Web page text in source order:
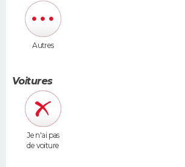
Autres
Voitures
Je n'ai pas
de voiture